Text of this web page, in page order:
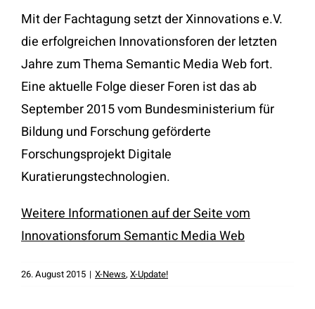
Mit der Fachtagung setzt der Xinnovations e.V.
die erfolgreichen Innovationsforen der letzten
Jahre zum Thema Semantic Media Web fort.
Eine aktuelle Folge dieser Foren ist das ab
September 2015 vom Bundesministerium für
Bildung und Forschung geförderte
Forschungsprojekt Digitale
Kuratierungstechnologien.
Weitere Informationen auf der Seite vom
Innovationsforum Semantic Media Web
26. August 2015 | X-News, X-Update!